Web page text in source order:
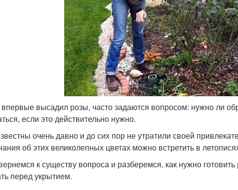
впервые высадил розы, часто задаются вопросом: нужно ли
если это действительно нужно.
очень давно и до сих пор не утратили своей
об этих великолепных цветах можно встретить в
к существу вопроса и разберемся, как нужно
перед укрытием.